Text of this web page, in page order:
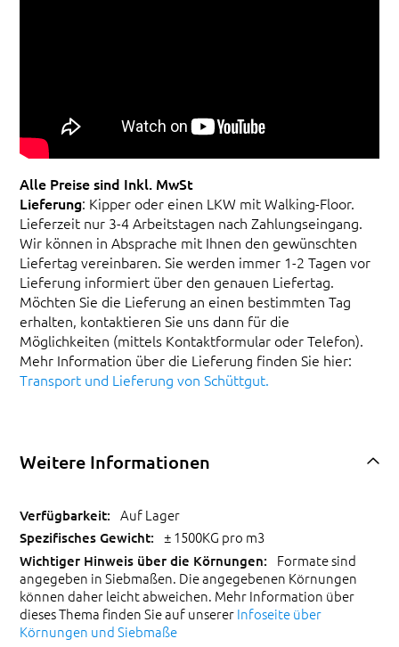
Alle Preise sind Inkl. MwSt
Lieferung: Kipper oder einen LKW mit Walking-Floor.
Lieferzeit nur 3-4 Arbeitstagen nach Zahlungseingang.
Wir können in Absprache mit Ihnen den gewünschten
Liefertag vereinbaren. Sie werden immer 1-2 Tagen vor
Lieferung informiert über den genauen Liefertag.
Möchten Sie die Lieferung an einen bestimmten Tag
erhalten, kontaktieren Sie uns dann für die
Möglichkeiten (mittels Kontaktformular oder Telefon).
Mehr Information über die Lieferung finden Sie hier:
Transport und Lieferung von Schüttgut.
Weitere Informationen
Auf Lager
± 1500KG pro m3
Formate sind
angegeben in Siebmaßen. Die angegebenen Körnungen
können daher leicht abweichen. Mehr Information über
dieses Thema finden Sie auf unsererInfoseite über
Körnungen und Siebmaße